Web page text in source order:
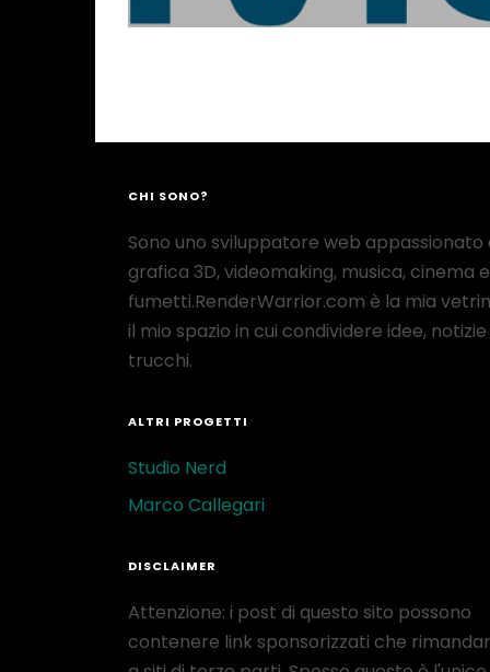
CHI SONO?
Sono uno sviluppatore web appassionato
grafica 3D, videomaking, musica, cinema e
fumetti.RenderWarrior.com è la mia
il mio spazio in cui condividere idee,
trucchi.
ALTRI PROGETTI
Studio Nerd
Marco Callegari
DISCLAIMER
Attenzione: i post di questo sito possono
contenere link sponsorizzati che